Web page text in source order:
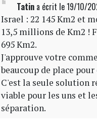
Tatina écrit le 19/10/
Israel : 22 145 Km2 et
13,5 millions de Km2 !
695 Km2.
J'approuve votre
beaucoup de place
C'est la seule solution
viable pour les uns et
séparation.